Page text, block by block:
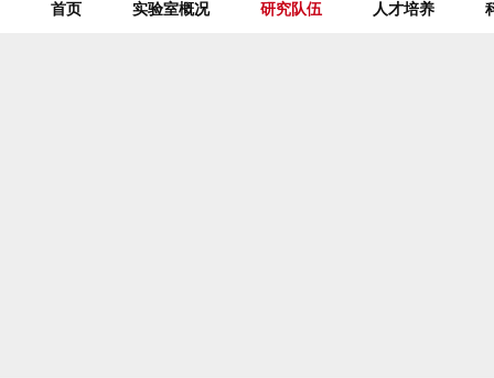
首页 实验室概况 研究队伍 人才培养